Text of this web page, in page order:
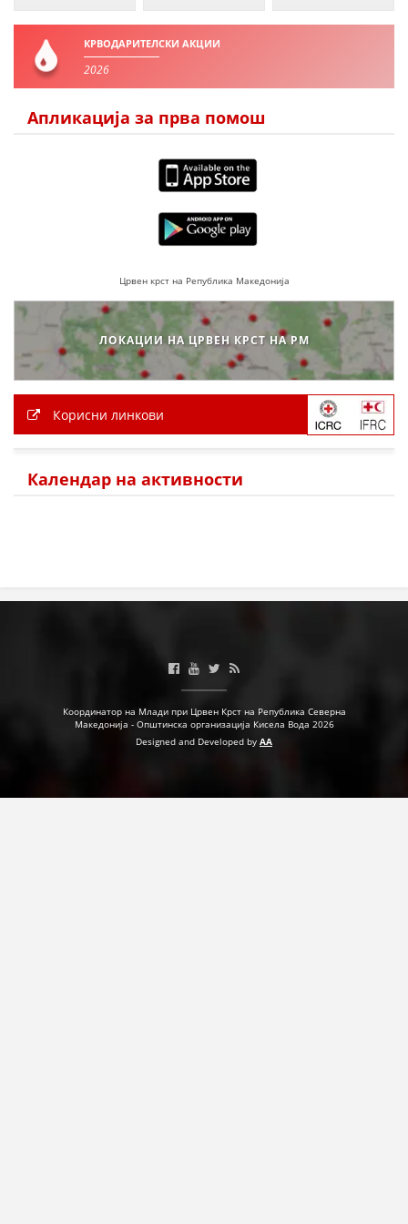
МЕЃУНАРОДНА СОРАБОТКА
ЗДРАВСТВЕНО ПРЕВЕНТИВНА ДЕЈНОСТ
КРВОДАРИТЕЛСТВО
МЕНАЏМЕНТ НА ВОЛОНТЕРИ
ЗА НАС
ПОСТЕРИ
КРВОДАРИТЕЛСКИ АКЦИИ
2026
Апликација за прва помош
Црвен крст на Република Македонија
ЛОКАЦИИ НА ЦРВЕН КРСТ НА РМ
Корисни линкови
Календар на активности
Координатор на Млади при Црвен Крст на Република Северна
Македонија - Општинска организација Кисела Вода 2026
Designed and Developed by AA